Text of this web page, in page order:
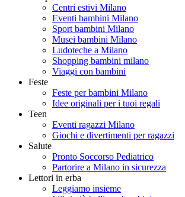
Centri estivi Milano
Eventi bambini Milano
Sport bambini Milano
Musei bambini Milano
Ludoteche a Milano
Shopping bambini milano
Viaggi con bambini
Feste
Feste per bambini Milano
Idee originali per i tuoi regali
Teen
Eventi ragazzi Milano
Giochi e divertimenti per ragazzi
Salute
Pronto Soccorso Pediatrico
Partorire a Milano in sicurezza
Lettori in erba
Leggiamo insieme